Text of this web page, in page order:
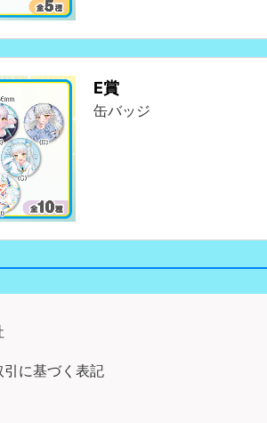
E賞
缶バッジ
引に基づく表記